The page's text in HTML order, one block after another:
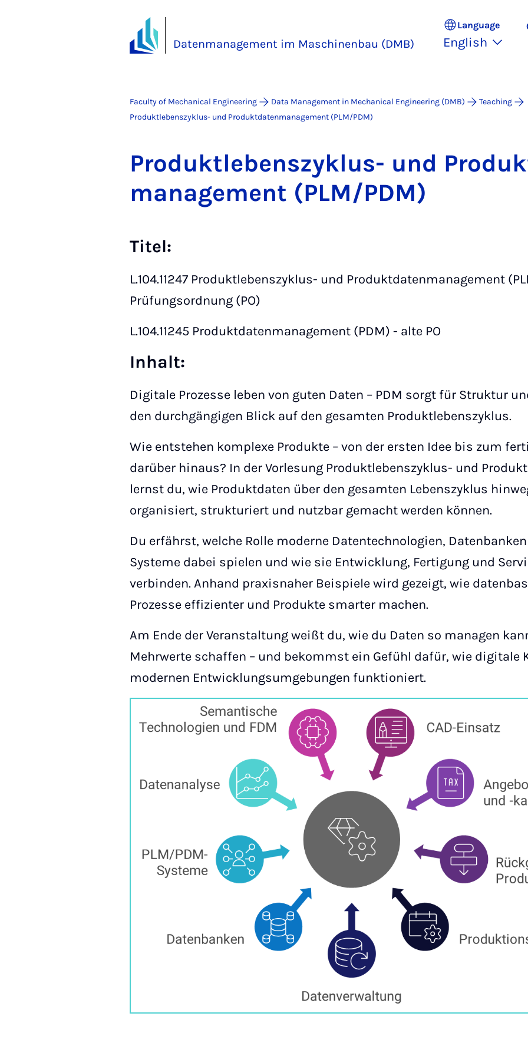
Datenmanagement im Maschinenbau (DMB)
Language
English
Faculty of Mechanical Engineering Data Management in Mechanical Engineering (DMB)
Teaching
Produktlebenszyklus- und Produktdatenmanagement (PLM/PDM)
Produk­tlebenszyklus- und
man­age­ment (PLM/PDM)
Titel:
L.104.11247 Produktlebenszyklus- und Produktdatenmanagement
Prüfungsordnung (PO)
L.104.11245 Produktdatenmanagement (PDM) - alte PO
Inhalt:
Digitale Prozesse leben von guten Daten – PDM sorgt für Struktur
den durchgängigen Blick auf den gesamten Produktlebenszyklus.
Wie entstehen komplexe Produkte – von der ersten Idee bis zum
darüber hinaus? In der Vorlesung Produktlebenszyklus- und
lernst du, wie Produktdaten über den gesamten Lebenszyklus
organisiert, strukturiert und nutzbar gemacht werden können.
Du erfährst, welche Rolle moderne Datentechnologien,
Systeme dabei spielen und wie sie Entwicklung, Fertigung und
verbinden. Anhand praxisnaher Beispiele wird gezeigt, wie
Prozesse effizienter und Produkte smarter machen.
Am Ende der Veranstaltung weißt du, wie du Daten so managen
Mehrwerte schaffen – und bekommst ein Gefühl dafür, wie digitale
modernen Entwicklungsumgebungen funktioniert.